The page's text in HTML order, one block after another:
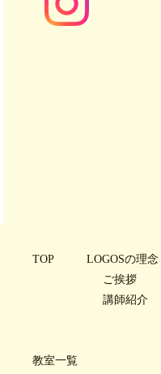
TOP
LOGOSの理念
ご挨拶
講師紹介
教室一覧